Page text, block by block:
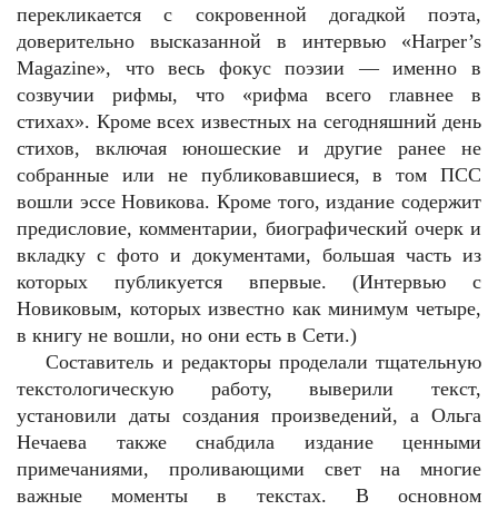
перекликается с сокровенной догадкой поэта,
доверительно высказанной в интервью «Harper’s
Magazine», что весь фокус поэзии — именно в
созвучии рифмы, что «рифма всего главнее в
стихах». Кроме всех известных на сегодняшний день
стихов, включая юношеские и другие ранее не
собранные или не публиковавшиеся, в том ПСС
вошли эссе Новикова. Кроме того, издание содержит
предисловие, комментарии, биографический очерк и
вкладку с фото и документами, большая часть из
которых публикуется впервые. (Интервью с
Новиковым, которых известно как минимум четыре,
в книгу не вошли, но они есть в Сети.)
Составитель и редакторы проделали тщательную
текстологическую работу, выверили текст,
установили даты создания произведений, а Ольга
Нечаева также снабдила издание ценными
примечаниями, проливающими свет на многие
важные моменты в текстах. В основном